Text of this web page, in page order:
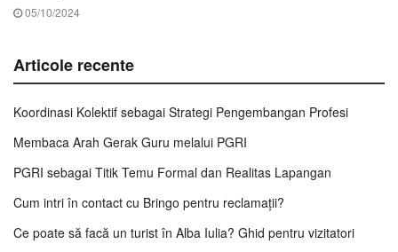
05/10/2024
Articole recente
Koordinasi Kolektif sebagai Strategi Pengembangan Profesi
Membaca Arah Gerak Guru melalui PGRI
PGRI sebagai Titik Temu Formal dan Realitas Lapangan
Cum intri în contact cu Bringo pentru reclamații?
Ce poate să facă un turist în Alba Iulia? Ghid pentru vizitatori